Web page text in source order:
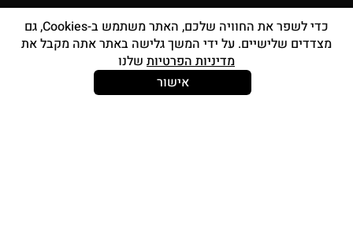
מוצרי איפור
סטים מברשות
כדי לשפר את החוויה שלכם, האתר משתמש ב-Cookies, גם
מצדדים שלישיים. על ידי המשך גלישה באתר אתה מקבל את
מדיניות הפרטיות שלנו
אישור